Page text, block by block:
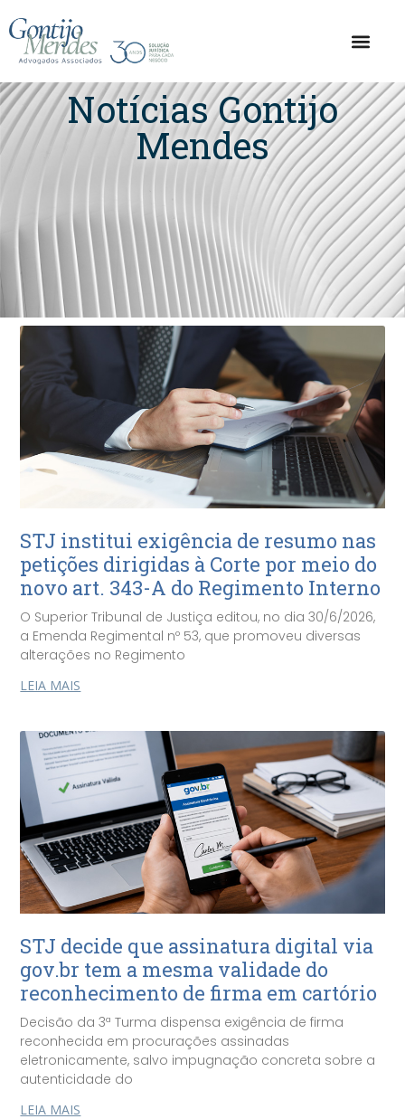
Notícias Gontijo
Mendes
STJ institui exigência de resumo nas
petições dirigidas à Corte por meio do
novo art. 343-A do Regimento Interno
O Superior Tribunal de Justiça editou, no dia 30/6/2026,
a Emenda Regimental nº 53, que promoveu diversas
alterações no Regimento
LEIA MAIS
STJ decide que assinatura digital via
gov.br tem a mesma validade do
reconhecimento de firma em cartório
Decisão da 3ª Turma dispensa exigência de firma
reconhecida em procurações assinadas
eletronicamente, salvo impugnação concreta sobre a
autenticidade do
LEIA MAIS